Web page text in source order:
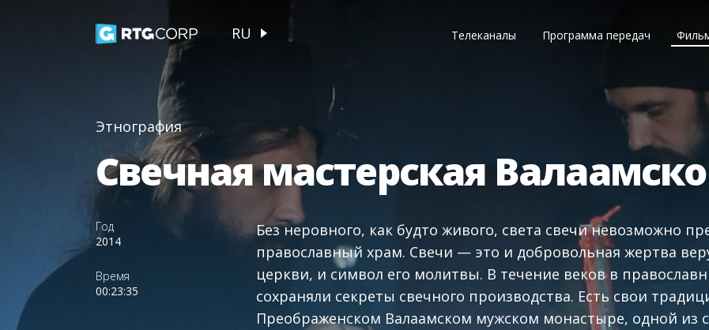
RU Телеканалы Программа передач
Этнография
Свечная мастерская
Год
2014
Время
00:23:35
Без неровного, как будто живого, света свечи невозможно
православный храм. Свечи — это и добровольная жертва
церкви, и символ его молитвы. В течение веков в
сохраняли секреты свечного производства. Есть свои
Преображенском Валаамском мужском монастыре, одной из